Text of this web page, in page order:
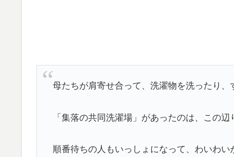
母たちが肩寄せ合って、洗濯物を洗ったり、
「集落の共同洗濯場」があったのは、この辺
順番待ちの人もいっしょになって、わいわ